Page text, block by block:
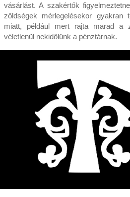
vásárlást. A szakértők
zöldségek mérlegelésekor gyakran
miatt, például mert rajta marad a
véletlenül nekidőlünk a pénztárnak.